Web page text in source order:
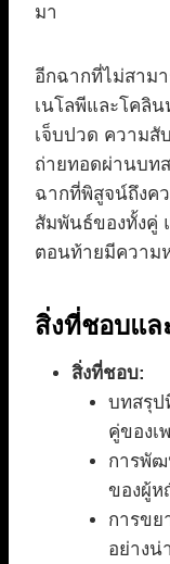
มา
อีกฉากที่ไม่สาม
เนโลพีและโคลิน
เจ็บปวด ความสั
ถ่ายทอดผ่านบท
ฉากที่พิสูจน์ถึงค
สัมพันธ์ของทั้งคู่
ตอนท้ายมีความ
สิ่งที่ชอบแล
สิ่งที่ชอบ:
บทสรุป
คู่ของเ
การพัฒ
ของผู้ห
การขย
อย่างน่